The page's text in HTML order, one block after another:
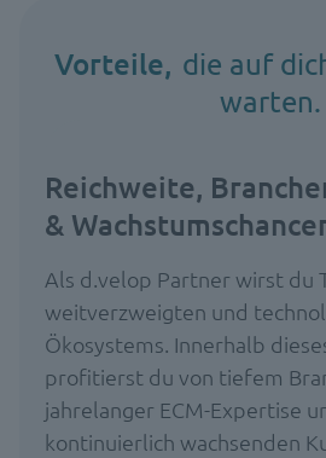
Vorteile, die auf
warten.
Reichweite,
&
Als d.velop Partner wirst du
weitverzweigten und
Ökosystems. Innerhalb
profitierst du von tiefem
jahrelanger ECM-Expertise
kontinuierlich wachsenden